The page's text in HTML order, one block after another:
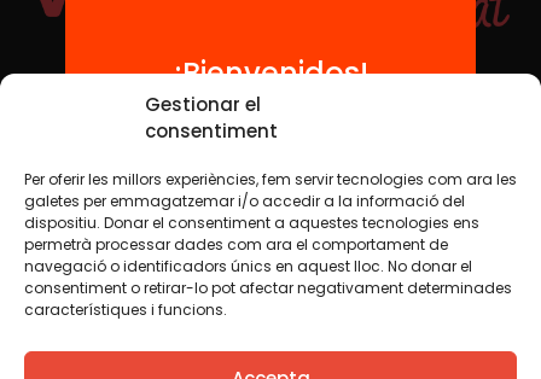
Gestionar el
consentiment
Per oferir les millors experiències, fem servir tecnologies com ara les
galetes per emmagatzemar i/o accedir a la informació del
dispositiu. Donar el consentiment a aquestes tecnologies ens
permetrà processar dades com ara el comportament de
navegació o identificadors únics en aquest lloc. No donar el
consentiment o retirar-lo pot afectar negativament determinades
característiques i funcions.
Redes sociales
TWT YTB IG FB IN
Aviso legalPolítica de cookies
Creemos que el conocimiento debe compartirse. Por eso
¡Bienvenidos!